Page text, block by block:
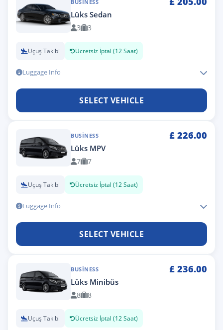
BUSINESS
Lüks Sedan
3 3
Uçuş Takibi Ücretsiz İptal (12 Saat)
Luggage Info
SELECT VEHICLE
BUSINESS £ 226.00
Lüks MPV
7 7
Uçuş Takibi Ücretsiz İptal (12 Saat)
Luggage Info
SELECT VEHICLE
BUSINESS £ 236.00
Lüks Minibüs
8 8
Uçuş Takibi Ücretsiz İptal (12 Saat)